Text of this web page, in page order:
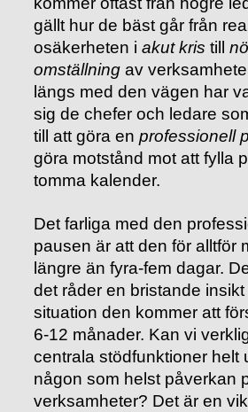
gällt hur de bäst går från
osäkerheten i akut kris till
omställning av
längs med den vägen har
sig de chefer och ledare
till att göra en professionell
göra motstånd mot att fylla
tomma kalender.
Det farliga med den
pausen är att den för alltför
längre än fyra-fem dagar.
det råder en bristande
situation den kommer att
6-12 månader. Kan vi
centrala stödfunktioner helt
någon som helst påverkan
verksamheter? Det är en